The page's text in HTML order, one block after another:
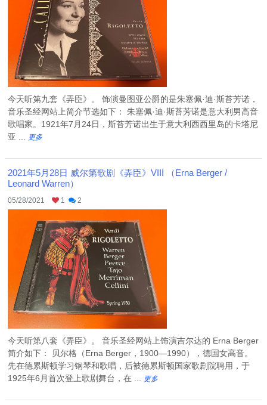
今天听第九套《弄臣》。 饰演曼图亚公爵的是朱塞佩·迪·斯苔芳诺，
音乐圣经网站上简介节选如下： 朱塞佩·迪·斯苔芳诺是意大利男高音
歌唱家。1921年7月24日，斯苔芳诺出生于意大利西西里岛的卡塔尼
亚 ...
更多
2021年5月28日 威尔第歌剧《弄臣》VIII （Erna Berger /
Leonard Warren）
05/28/2021 1 2
今天听第八套《弄臣》。 音乐圣经网站上饰演吉尔达的 Erna Berger
简介如下： 贝尔格（Erna Berger，1900—1990），德国女高音。
先在德累斯顿学习钢琴和歌唱，后被德累斯顿国家歌剧院聘用，于
1925年6月首次登上歌剧舞台，在 ...
更多